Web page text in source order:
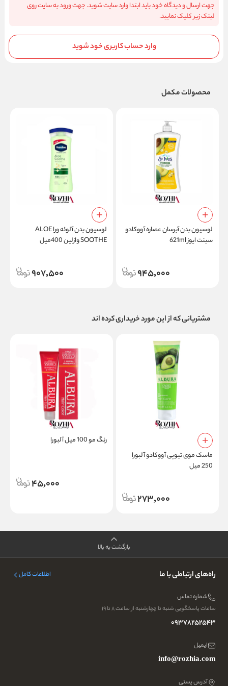
جهت ارسال و دیدگاه خود باید ابتدا وارد سایت شوید. جهت ورود به سایت روی
لینک زیر کلیک نمایید.
وارد حساب کاربری خود شوید
محصولات مکمل
لوسیون بدن آبرسان عصاره آووکادو
سینت ایوز 621ml
945,000
لوسیون بدن آلوئه ورا ALOE
SOOTHE وازلین 400میل
907,500
مشتریانی که از این مورد خریداری کرده اند
ماسک موی تیوپی آووکادو آلبورا
250 میل
273,000
رنگ مو 100 میل آلبورا
45,000
بازگشت به بالا
راه‌های ارتباطی با ما اطلاعات کامل
شماره تماس
ساعات پاسخگویی شنبه تا چهارشنبه از ساعت ۸ تا ۱۹
09378252543
ایمیل
info@rozhia.com
آدرس پستی